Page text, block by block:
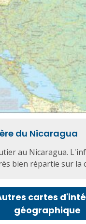
du Nicaragua
au Nicaragua.
bien répartie sur la
cartes
géographique